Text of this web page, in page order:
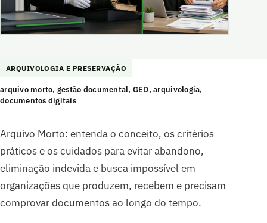
ARQUIVOLOGIA E PRESERVAÇÃO
arquivo morto, gestão documental, GED, arquivologia,
documentos digitais
Arquivo Morto: entenda o conceito, os critérios
práticos e os cuidados para evitar abandono,
eliminação indevida e busca impossível em
organizações que produzem, recebem e precisam
comprovar documentos ao longo do tempo.